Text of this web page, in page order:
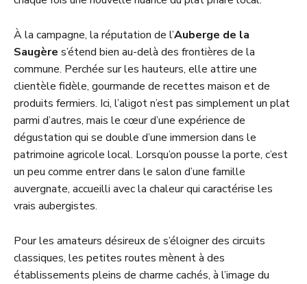
À la campagne, la réputation de l’Auberge de la
Saugère s’étend bien au-delà des frontières de la
commune. Perchée sur les hauteurs, elle attire une
clientèle fidèle, gourmande de recettes maison et de
produits fermiers. Ici, l’aligot n’est pas simplement un plat
parmi d’autres, mais le cœur d’une expérience de
dégustation qui se double d’une immersion dans le
patrimoine agricole local. Lorsqu’on pousse la porte, c’est
un peu comme entrer dans le salon d’une famille
auvergnate, accueilli avec la chaleur qui caractérise les
vrais aubergistes.
Pour les amateurs désireux de s’éloigner des circuits
classiques, les petites routes mènent à des
établissements pleins de charme cachés, à l’image du